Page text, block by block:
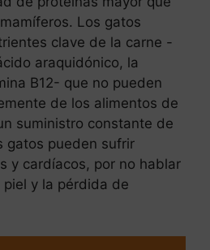
Los gatos
clave de la carne -
araquidónico, la
B12- que no pueden
de los alimentos de
suministro constante de
gatos pueden sufrir
y cardíacos, por no hablar
y la pérdida de